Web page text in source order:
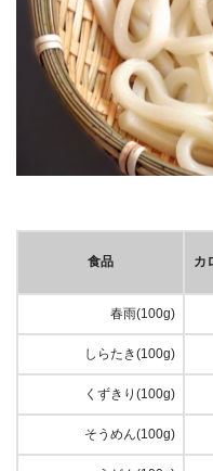
食品 カ
春雨(100g)
しらたき(100g)
くずきり(100g)
そうめん(100g)